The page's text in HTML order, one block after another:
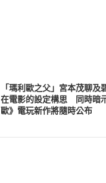
「瑪利歐之父」宮本茂聊及
在電影的設定構思 同時暗
歐》電玩新作將隨時公布